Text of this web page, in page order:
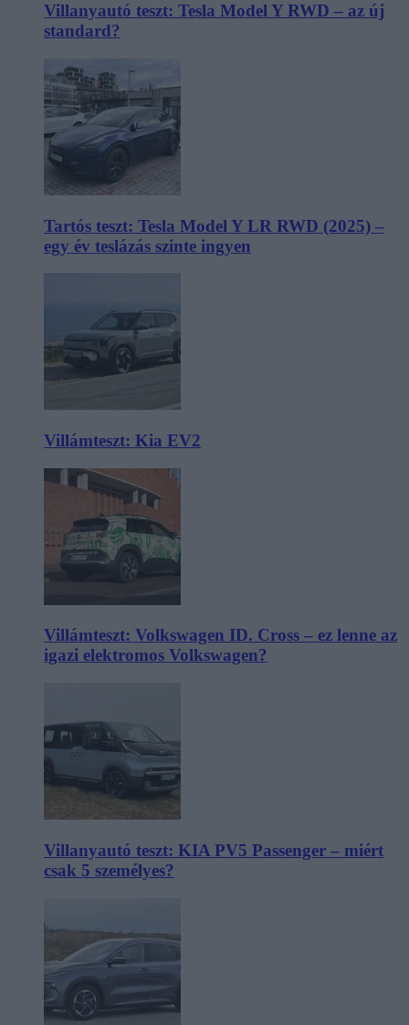
Villanyautó teszt: Tesla Model Y RWD – az új
standard?
Tartós teszt: Tesla Model Y LR RWD (2025) –
egy év teslázás szinte ingyen
Villámteszt: Kia EV2
Villámteszt: Volkswagen ID. Cross – ez lenne az
igazi elektromos Volkswagen?
Villanyautó teszt: KIA PV5 Passenger – miért
csak 5 személyes?